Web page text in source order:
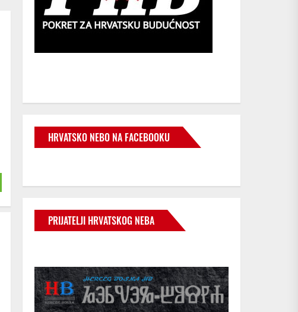
HRVATSKO NEBO NA FACEBOOKU
PRIJATELJI HRVATSKOG NEBA